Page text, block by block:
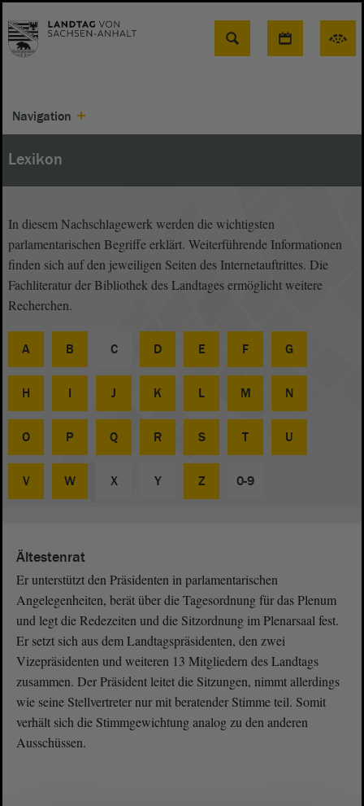
Suche
Navigation
Lexikon
In diesem Nachschlagewerk werden die wichtigsten
parlamentarischen Begriffe erklärt. Weiterführende Informationen
finden sich auf den jeweiligen Seiten des Internetauftrittes. Die
Fachliteratur der Bibliothek des Landtages ermöglicht weitere
Recherchen.
A B C D E F G
H I J K L M N
O P Q R S T U
V W X Y Z 0-9
Ältestenrat
Er unterstützt den Präsidenten in parlamentarischen
Angelegenheiten, berät über die Tagesordnung für das Plenum
und legt die Redezeiten und die Sitzordnung im Plenarsaal fest.
Er setzt sich aus dem Landtagspräsidenten, den zwei
Vizepräsidenten und weiteren 13 Mitgliedern des Landtags
zusammen. Der Präsident leitet die Sitzungen, nimmt allerdings
wie seine Stellvertreter nur mit beratender Stimme teil. Somit
verhält sich die Stimmgewichtung analog zu den anderen
Ausschüssen.